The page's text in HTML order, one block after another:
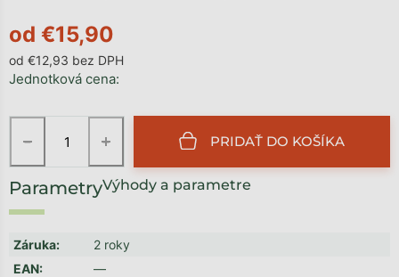
od €15,90
od €12,93 bez DPH
Jednotková cena:
+
− PRIDAŤ DO KOŠÍKA
Výhody a parametre
Záruka:
2 roky
EAN:
—